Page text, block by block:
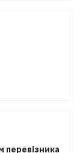
перевізника